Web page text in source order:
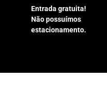
Entrada gratuita!
Não possuímos
estacionamento.